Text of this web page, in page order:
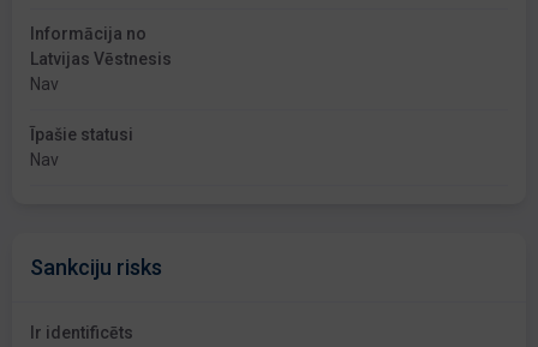
Informācija no
Latvijas Vēstnesis
Nav
Īpašie statusi
Nav
Sankciju risks
Ir identificēts